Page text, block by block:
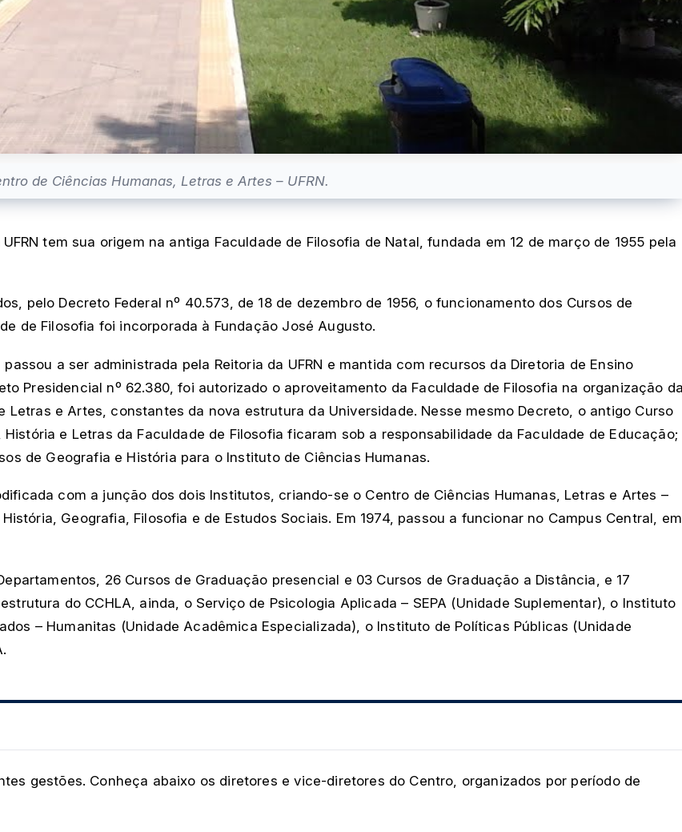
de Ciências Humanas, Letras e Artes – UFRN.
tem sua origem na antiga Faculdade de Filosofia de Natal, fundada em 12 de março de 1955 pela
pelo Decreto Federal nº 40.573, de 18 de dezembro de 1956, o funcionamento dos Cursos de
de Filosofia foi incorporada à Fundação José Augusto.
a ser administrada pela Reitoria da UFRN e mantida com recursos da Diretoria de Ensino
Presidencial nº 62.380, foi autorizado o aproveitamento da Faculdade de Filosofia na organização
e Artes, constantes da nova estrutura da Universidade. Nesse mesmo Decreto, o antigo Curso
e Letras da Faculdade de Filosofia ficaram sob a responsabilidade da Faculdade de Educação;
de Geografia e História para o Instituto de Ciências Humanas.
com a junção dos dois Institutos, criando-se o Centro de Ciências Humanas, Letras e Artes –
Geografia, Filosofia e de Estudos Sociais. Em 1974, passou a funcionar no Campus Central, em
26 Cursos de Graduação presencial e 03 Cursos de Graduação a Distância, e 17
do CCHLA, ainda, o Serviço de Psicologia Aplicada – SEPA (Unidade Suplementar), o Instituto
– Humanitas (Unidade Acadêmica Especializada), o Instituto de Políticas Públicas (Unidade
gestões. Conheça abaixo os diretores e vice-diretores do Centro, organizados por período de